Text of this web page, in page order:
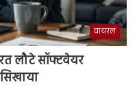
वायरल
लौटे सॉफ्टवेयर